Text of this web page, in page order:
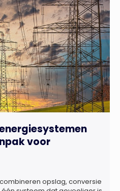
M&A-advies kunnen
en dealteams vanaf nu ook
het gebied […]
voor
opslag, conversie